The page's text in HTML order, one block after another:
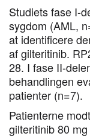
Studiets fase I-
sygdom (AML,
at identificere
af gilteritinib.
28. I fase II-
behandlingen
patienter (n=7).
Patienterne
gilteritinib 80